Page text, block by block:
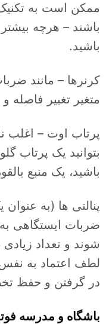
ممکن است به تکنیک
باشند – هرچه بیشتر
باشید.
کرنرها – مانند
متغیر تغییر فاصله و
پرتاب اوت – اغلب
بتوانید یک پرتاب
باشید، یک منبع
پنالتی ها (به
ضربات ایستگاهی
شوند و تعداد زیادی
لطف اعتماد به
در گرفتن و حفظ
باشگاه و مدرسه